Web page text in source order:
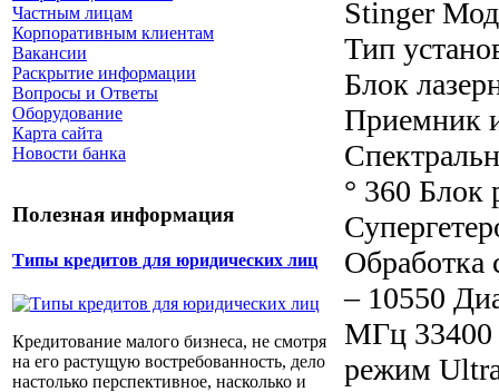
Частным лицам
Корпоративным клиентам
Вакансии
Раскрытие информации
Вопросы и Ответы
Оборудование
Карта сайта
Новости банка
Полезная информация
Типы кредитов для юридических лиц
Кредитование малого бизнеса, не смотря
на его растущую востребованность, дело
настолько перспективное, насколько и
Stinger
Тип
Блок
Приемник
° 360 Блок
Обработка
– 10550
МГц 33400
режим